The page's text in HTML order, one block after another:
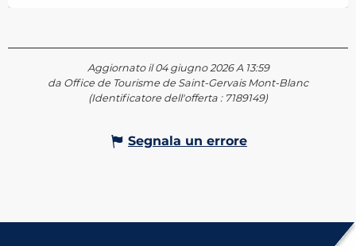
Aggiornato il 04 giugno 2026 A 13:59
da Office de Tourisme de Saint-Gervais Mont-Blanc
(Identificatore dell'offerta : 7189149)
Segnala un errore